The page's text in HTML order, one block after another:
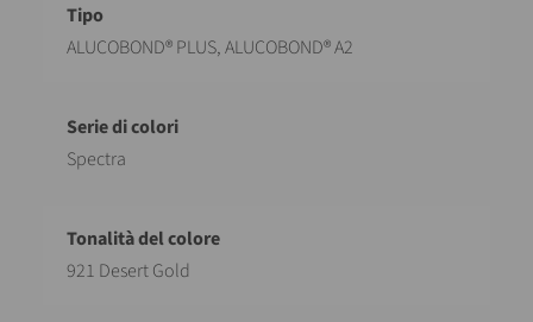
Descrizione
ALUCOBOND® PLUS, ALUCOBOND® A2
Spectra
921 Desert Gold